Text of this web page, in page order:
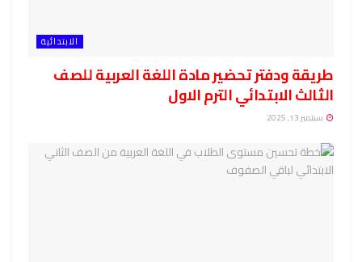
الابتدائية
طريقة ودفتر تحضير مادة اللغة العربية للصف
الثالث الابتدائي الترم الاول
سبتمبر 13, 2025